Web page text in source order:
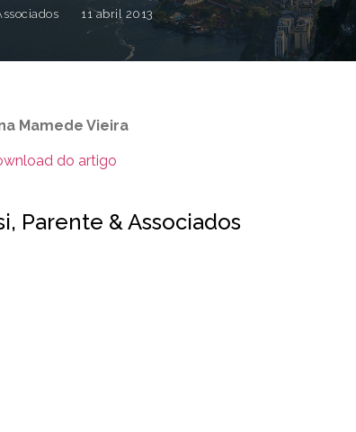
11 abril 2013
Mamede Vieira
do artigo
Parente & Associados